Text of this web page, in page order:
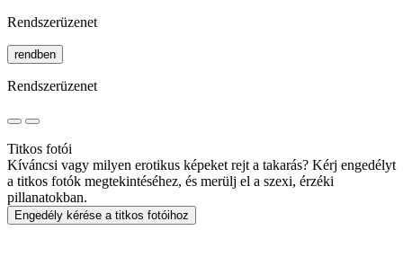
Rendszerüzenet
rendben
Rendszerüzenet
Titkos fotói
Kíváncsi vagy milyen erotikus képeket rejt a takarás? Kérj engedélyt
a titkos fotók megtekintéséhez, és merülj el a szexi, érzéki
pillanatokban.
Engedély kérése a titkos fotóihoz